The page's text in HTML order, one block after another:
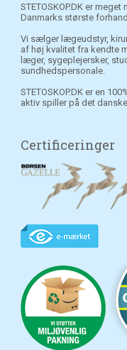
STETOSKOP.DK er
Danmarks største
Vi sælger lægeudstyr,
af høj kvalitet fra kendte
læger, sygeplejersker,
sundhedspersonale.
STETOSKOP.DK er en
aktiv spiller på det
Certificeringer